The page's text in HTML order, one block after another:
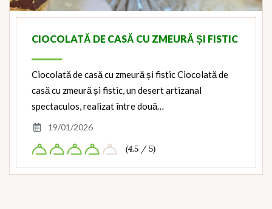
CIOCOLATĂ DE CASĂ CU ZMEURĂ ȘI FISTIC
Ciocolată de casă cu zmeură și fistic Ciocolată de
casă cu zmeură și fistic, un desert artizanal
spectaculos, realizat între două…
19/01/2026
(4.5 / 5)